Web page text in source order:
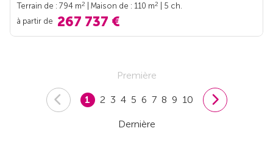
Terrain de : 794 m2 | Maison de : 110 m2
| 5 ch.
à partir de 267 737 €
Première
1 2 3 4 5 6 7 8 9 10
Dernière